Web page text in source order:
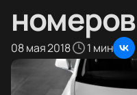
номеров
08 мая 2018 1 мин